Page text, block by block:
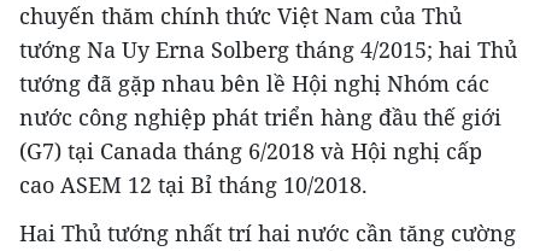
chuyến thăm chính thức Việt Nam của Thủ
tướng Na Uy Erna Solberg tháng 4/2015; hai Thủ
tướng đã gặp nhau bên lề Hội nghị Nhóm các
nước công nghiệp phát triển hàng đầu thế giới
(G7) tại Canada tháng 6/2018 và Hội nghị cấp
cao ASEM 12 tại Bỉ tháng 10/2018.
Hai Thủ tướng nhất trí hai nước cần tăng cường